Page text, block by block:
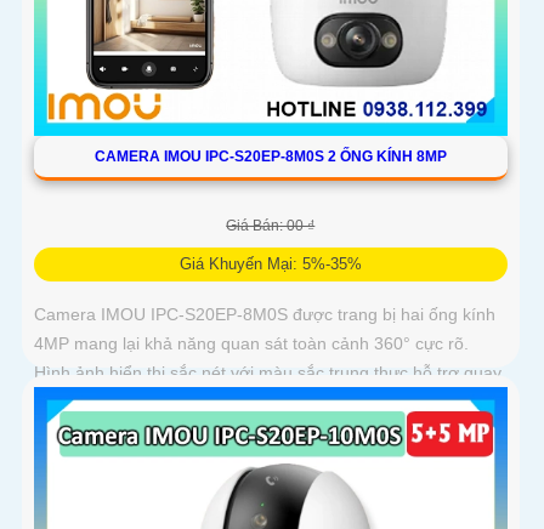
CAMERA IMOU IPC-S20EP-8M0S 2 ỐNG KÍNH 8MP
Giá Bán: 00 ₫
Giá Khuyến Mại: 5%-35%
Camera IMOU IPC-S20EP-8M0S được trang bị hai ống kính
4MP mang lại khả năng quan sát toàn cảnh 360° cực rõ.
Hình ảnh hiển thị sắc nét với màu sắc trung thực hỗ trợ quay
ngang 355° và dọc 90°